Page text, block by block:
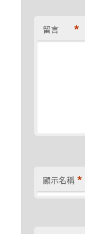
留言 *
顯示名稱 *